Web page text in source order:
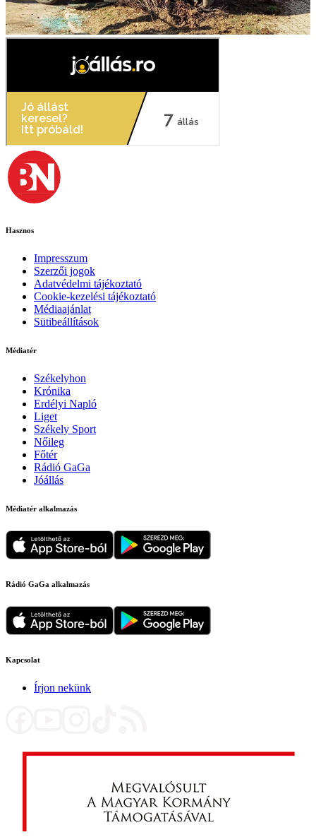
Hasznos
Impresszum
Szerzői jogok
Adatvédelmi tájékoztató
Cookie-kezelési tájékoztató
Médiaajánlat
Sütibeállítások
Médiatér
Székelyhon
Krónika
Erdélyi Napló
Liget
Székely Sport
Nőileg
Főtér
Rádió GaGa
Jóállás
Médiatér alkalmazás
Rádió GaGa alkalmazás
Kapcsolat
Írjon nekünk